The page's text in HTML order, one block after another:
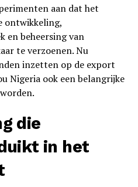
aan dat het
ontwikkeling,
en beheersing van
te verzoenen. Nu
inzetten op de export
Nigeria ook een belangrijke
die
in het